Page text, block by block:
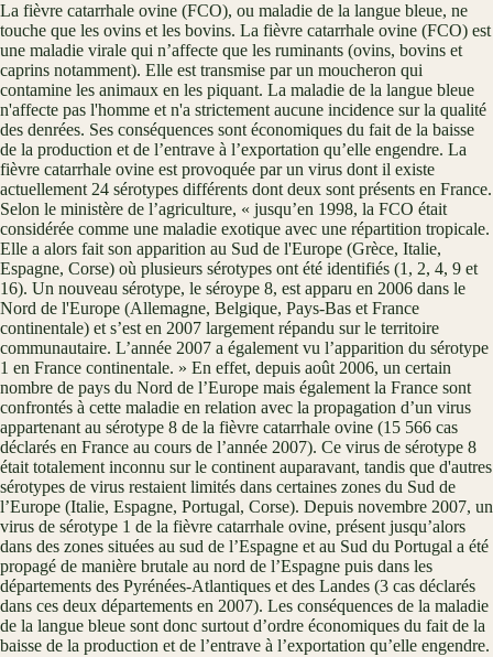
La fièvre catarrhale ovine (FCO), ou maladie de la langue bleue, ne
touche que les ovins et les bovins. La fièvre catarrhale ovine (FCO) est
une maladie virale qui n’affecte que les ruminants (ovins, bovins et
caprins notamment). Elle est transmise par un moucheron qui
contamine les animaux en les piquant. La maladie de la langue bleue
n'affecte pas l'homme et n'a strictement aucune incidence sur la qualité
des denrées. Ses conséquences sont économiques du fait de la baisse
de la production et de l’entrave à l’exportation qu’elle engendre. La
fièvre catarrhale ovine est provoquée par un virus dont il existe
actuellement 24 sérotypes différents dont deux sont présents en France.
Selon le ministère de l’agriculture, « jusqu’en 1998, la FCO était
considérée comme une maladie exotique avec une répartition tropicale.
Elle a alors fait son apparition au Sud de l'Europe (Grèce, Italie,
Espagne, Corse) où plusieurs sérotypes ont été identifiés (1, 2, 4, 9 et
16). Un nouveau sérotype, le séroype 8, est apparu en 2006 dans le
Nord de l'Europe (Allemagne, Belgique, Pays-Bas et France
continentale) et s’est en 2007 largement répandu sur le territoire
communautaire. L’année 2007 a également vu l’apparition du sérotype
1 en France continentale. » En effet, depuis août 2006, un certain
nombre de pays du Nord de l’Europe mais également la France sont
confrontés à cette maladie en relation avec la propagation d’un virus
appartenant au sérotype 8 de la fièvre catarrhale ovine (15 566 cas
déclarés en France au cours de l’année 2007). Ce virus de sérotype 8
était totalement inconnu sur le continent auparavant, tandis que d'autres
sérotypes de virus restaient limités dans certaines zones du Sud de
l’Europe (Italie, Espagne, Portugal, Corse). Depuis novembre 2007, un
virus de sérotype 1 de la fièvre catarrhale ovine, présent jusqu’alors
dans des zones situées au sud de l’Espagne et au Sud du Portugal a été
propagé de manière brutale au nord de l’Espagne puis dans les
départements des Pyrénées-Atlantiques et des Landes (3 cas déclarés
dans ces deux départements en 2007). Les conséquences de la maladie
de la langue bleue sont donc surtout d’ordre économiques du fait de la
baisse de la production et de l’entrave à l’exportation qu’elle engendre.